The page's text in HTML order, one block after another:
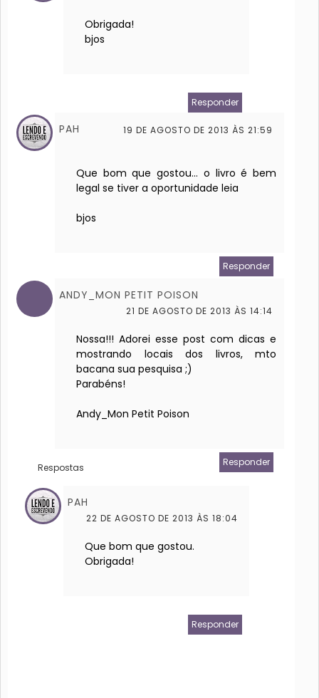
Obrigada!
bjos
Responder
PAH 19 DE AGOSTO DE 2013 ÀS 21:59
Que bom que gostou... o livro é bem
legal se tiver a oportunidade leia
bjos
Responder
ANDY_MON PETIT POISON
21 DE AGOSTO DE 2013 ÀS 14:14
Nossa!!! Adorei esse post com dicas e
mostrando locais dos livros, mto
bacana sua pesquisa ;)
Parabéns!
Andy_Mon Petit Poison
Responder
Respostas
PAH
22 DE AGOSTO DE 2013 ÀS 18:04
Que bom que gostou.
Obrigada!
Responder